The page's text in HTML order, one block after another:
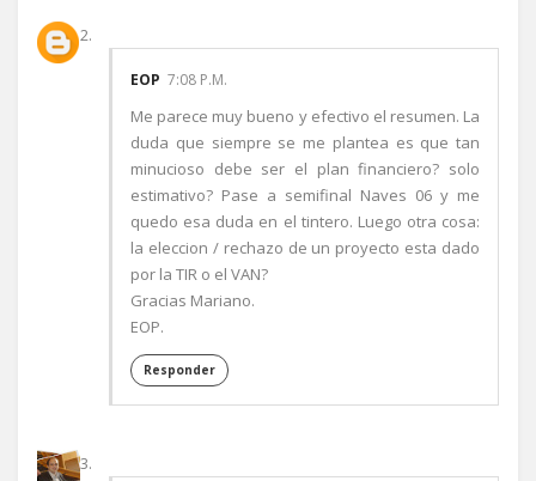
EOP 7:08 P.M.
Me parece muy bueno y efectivo el resumen. La
duda que siempre se me plantea es que tan
minucioso debe ser el plan financiero? solo
estimativo? Pase a semifinal Naves 06 y me
quedo esa duda en el tintero. Luego otra cosa:
la eleccion / rechazo de un proyecto esta dado
por la TIR o el VAN?
Gracias Mariano.
EOP.
Responder